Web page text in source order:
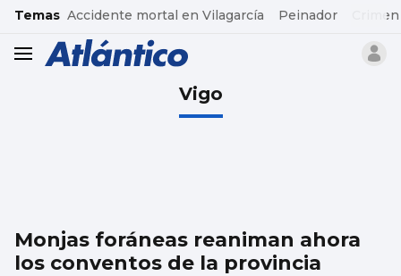
common.go-to-content
Temas Accidente mortal en Vilagarcía Peinador
header.menu.open
Vigo
Monjas foráneas reaniman ahora
los conventos de la provincia